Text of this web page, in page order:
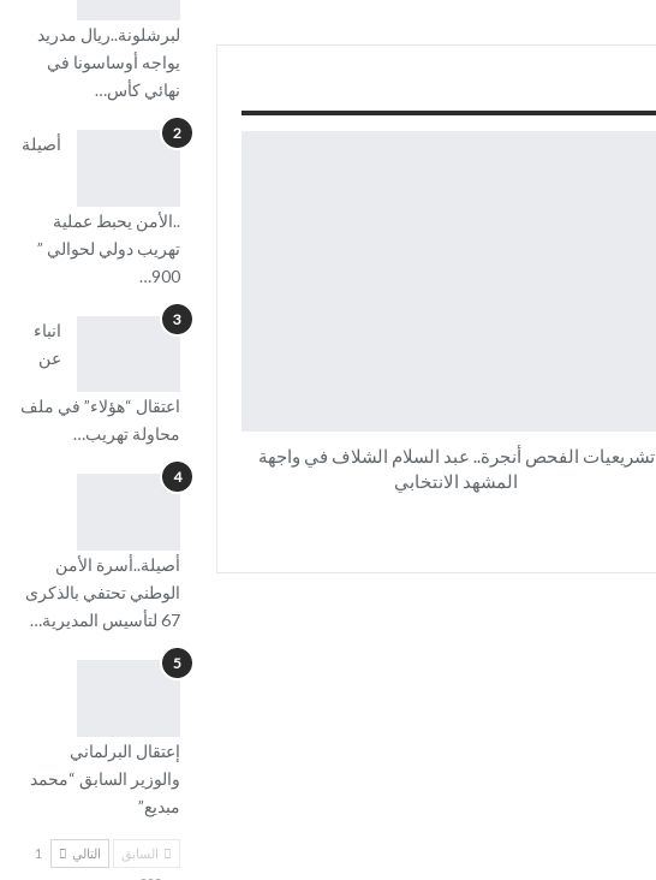
تشريعيات الفحص أنجرة.. عبد السلام الشلاف في واجهة
المشهد الانتخابي
لبرشلونة..ريال مدريد
يواجه أوساسونا في
نهائي كأس…
2
أصيلة
..الأمن يحبط عملية
تهريب دولي لحوالي ”
900…
3
انباء
عن
اعتقال “هؤلاء” في ملف
محاولة تهريب…
4
أصيلة..أسرة الأمن
الوطني تحتفي بالذكرى
67 لتأسيس المديرية…
5
إعتقال البرلماني
والوزير السابق “محمد
مبديع”
السابق التالي
1